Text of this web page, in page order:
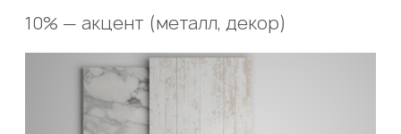
10% — акцент (металл, декор)